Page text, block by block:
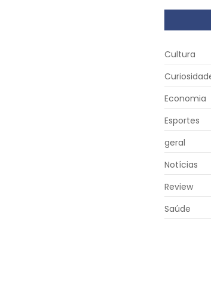
Cultura
Economia
Esportes
geral
Notícias
Review
Saúde